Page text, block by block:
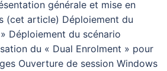
générale et mise en
(cet article) Déploiement du
Déploiement du scénario
du « Dual Enrolment » pour
Ouverture de session Windows